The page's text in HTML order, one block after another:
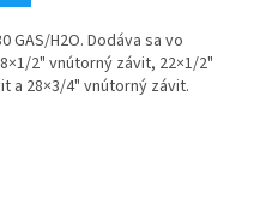
GAS/H2O. Dodáva sa vo
2" vnútorný závit, 22×1/2"
a 28×3/4" vnútorný závit.